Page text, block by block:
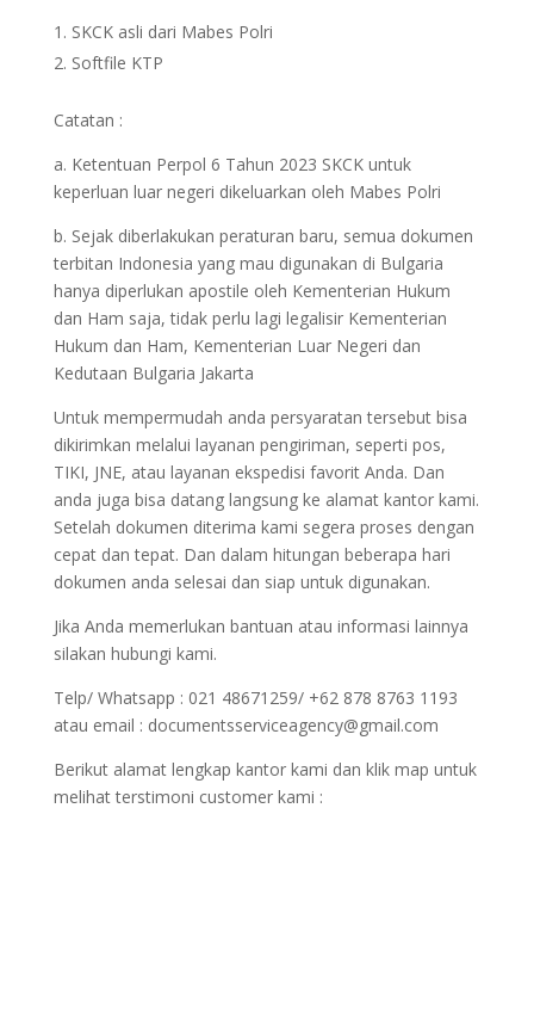
SKCK asli dari Mabes Polri
Softfile KTP
Catatan :
a. Ketentuan Perpol 6 Tahun 2023 SKCK untuk
keperluan luar negeri dikeluarkan oleh Mabes Polri
b. Sejak diberlakukan peraturan baru, semua dokumen
terbitan Indonesia yang mau digunakan di Bulgaria
hanya diperlukan apostile oleh Kementerian Hukum
dan Ham saja, tidak perlu lagi legalisir Kementerian
Hukum dan Ham, Kementerian Luar Negeri dan
Kedutaan Bulgaria Jakarta
Untuk mempermudah anda persyaratan tersebut bisa
dikirimkan melalui layanan pengiriman, seperti pos,
TIKI, JNE, atau layanan ekspedisi favorit Anda. Dan
anda juga bisa datang langsung ke alamat kantor kami.
Setelah dokumen diterima kami segera proses dengan
cepat dan tepat. Dan dalam hitungan beberapa hari
dokumen anda selesai dan siap untuk digunakan.
Jika Anda memerlukan bantuan atau informasi lainnya
silakan hubungi kami.
Telp/ Whatsapp : 021 48671259/ +62 878 8763 1193
atau email : documentsserviceagency@gmail.com
Berikut alamat lengkap kantor kami dan klik map untuk
melihat terstimoni customer kami :